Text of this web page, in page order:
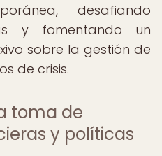
desafiando
y fomentando un
sobre la gestión de
de crisis.
toma de
y políticas